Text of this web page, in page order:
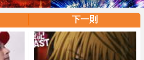
下一則